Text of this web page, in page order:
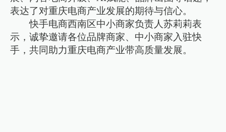
表达了对重庆电商产业发展的期待与信心。
快手电商西南区中小商家负责人苏莉莉表
示，诚挚邀请各位品牌商家、中小商家入驻快
手，共同助力重庆电商产业带高质量发展。